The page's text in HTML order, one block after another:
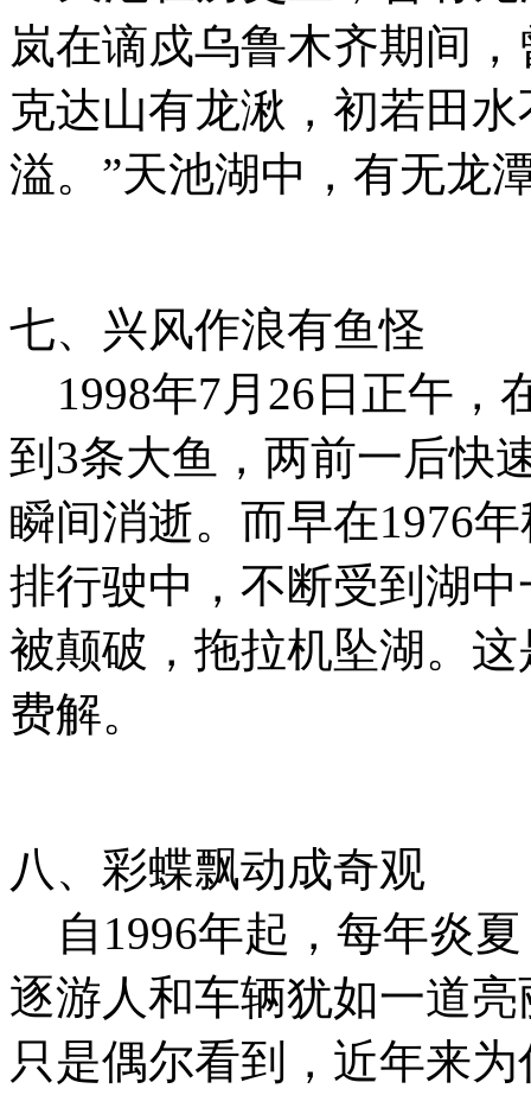
岚在谪戍乌鲁木齐期间
克达山有龙湫，初若田
溢。”天池湖中，有无龙
七、兴风作浪有鱼怪
1998年7月26日正午，
到3条大鱼，两前一后快
瞬间消逝。而早在1976
排行驶中，不断受到湖
被颠破，拖拉机坠湖。
费解。
八、彩蝶飘动成奇观
自1996年起，每年炎
逐游人和车辆犹如一道
只是偶尔看到，近年来